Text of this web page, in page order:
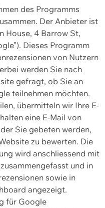
des Programms
Der Anbieter ist
House, 4 Barrow St,
Dieses Programm
von Nutzern
werden Sie nach
gefragt, ob Sie an
teilnehmen möchten.
übermitteln wir Ihre E-
eine E-Mail von
Sie gebeten werden,
zu bewerten. Die
wird anschliessend mit
und in
sowie in
angezeigt.
für Google